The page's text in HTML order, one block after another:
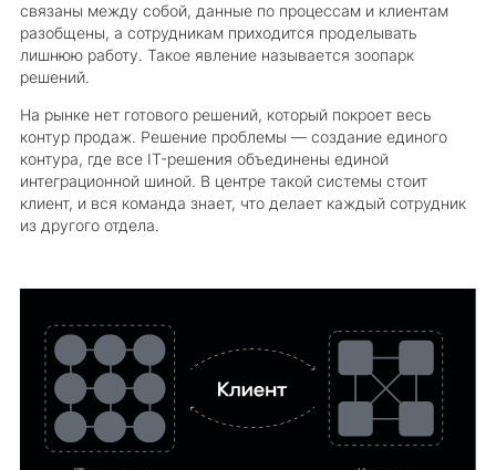
связаны между собой, данные по процессам и клиентам
разобщены, а сотрудникам приходится проделывать
лишнюю работу. Такое явление называется зоопарк
решений.
На рынке нет готового решений, который покроет весь
контур продаж. Решение проблемы — создание единого
контура, где все IT-решения объединены единой
интеграционной шиной. В центре такой системы стоит
клиент, и вся команда знает, что делает каждый сотрудник
из другого отдела.